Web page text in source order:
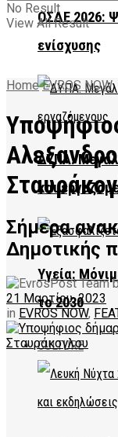
ΟΣΔΕ 2026:
ενίσχυσης
ΔΥΠΑ:
και
Υγεία:
το 2030
CULTURE
No Result
View All Result
Home EVROS NOW
Σήμερα
Δημοτικής
21 Μαρτίου, 2023
in EVROS NOW,